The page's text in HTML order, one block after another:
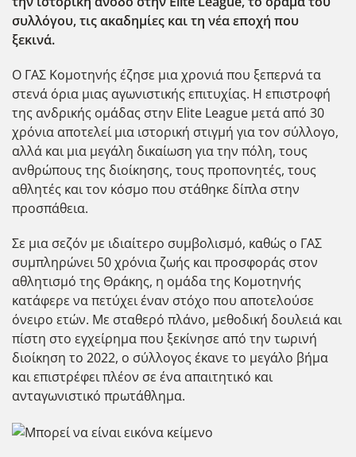
συλλόγου, τις ακαδημίες και τη νέα εποχή που
ξεκινά.
Ο ΓΑΣ Κομοτηνής έζησε μια χρονιά που ξεπερνά τα
στενά όρια μιας αγωνιστικής επιτυχίας. Η επιστροφή
της ανδρικής ομάδας στην Elite League μετά από 30
χρόνια αποτελεί μια ιστορική στιγμή για τον σύλλογο,
αλλά και μια μεγάλη δικαίωση για την πόλη, τους
ανθρώπους της διοίκησης, τους προπονητές, τους
αθλητές και τον κόσμο που στάθηκε δίπλα στην
προσπάθεια.
Σε μια σεζόν με ιδιαίτερο συμβολισμό, καθώς ο ΓΑΣ
συμπληρώνει 50 χρόνια ζωής και προσφοράς στον
αθλητισμό της Θράκης, η ομάδα της Κομοτηνής
κατάφερε να πετύχει έναν στόχο που αποτελούσε
όνειρο ετών. Με σταθερό πλάνο, μεθοδική δουλειά και
πίστη στο εγχείρημα που ξεκίνησε από την τωρινή
διοίκηση το 2022, ο σύλλογος έκανε το μεγάλο βήμα
και επιστρέφει πλέον σε ένα απαιτητικό και
ανταγωνιστικό πρωτάθλημα.